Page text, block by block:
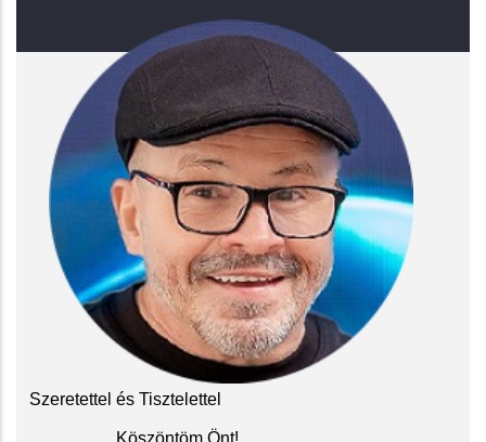
Szeretettel és Tisztelettel
Köszöntöm Önt!